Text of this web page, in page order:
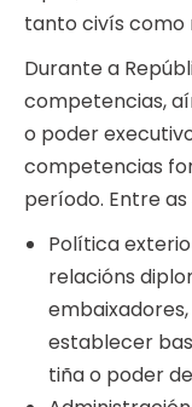
tanto civís como
Durante a
competencias,
o poder
competencias
período. Entre
Política
relacións
establecer
tiña o poder